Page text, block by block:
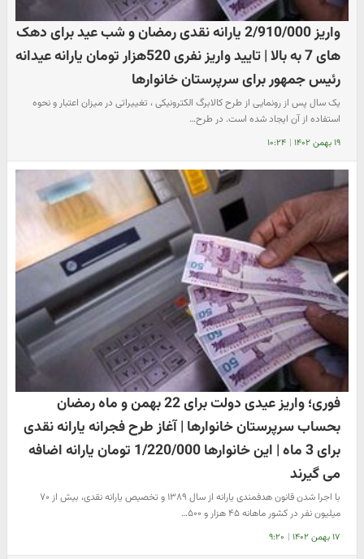
واریز 2/910/000 یارانه نقدی رمضان و شب عید برای دهک
های 7 به بالا | تایید واریز نفری 520هزار تومان یارانه عیدانه
رئیس جمهور برای سرپرستان خانوارها
یک سال پس از رونمایی از طرح کالابرگ الکترونیکی ، تغییراتی در میزان اعتبار و نحوه
استفاده از آن ایجاد شده است. در طرح…
۱۹ بهمن ۱۴۰۲ | ۱۰:۲۴
فوری؛ واریز عیدی دولت برای 22 بهمن و ماه رمضان
بحساب سرپرستان خانوارها | آغاز طرح فجرانه یارانه نقدی
برای 3 ماه | این خانوارها 1/220/000 تومان یارانه اضافه
می گیرند
با اجرا شدن قانون هدفمندی یارانه از سال ۱۳۸۹ و تخصیص یارانه نقدی، بیش از ۷۰
میلیون نفر در کشور ماهانه ۴۵ هزار و ۵۰۰…
۱۷ بهمن ۱۴۰۲ | ۹:۲۰